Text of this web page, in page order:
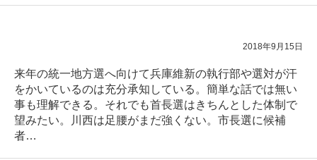
2018年9月15日
来年の統一地方選へ向けて兵庫維新の執行部や選対が汗
をかいているのは充分承知している。簡単な話では無い
事も理解できる。それでも首長選はきちんとした体制で
望みたい。川西は足腰がまだ強くない。市長選に候補
者…